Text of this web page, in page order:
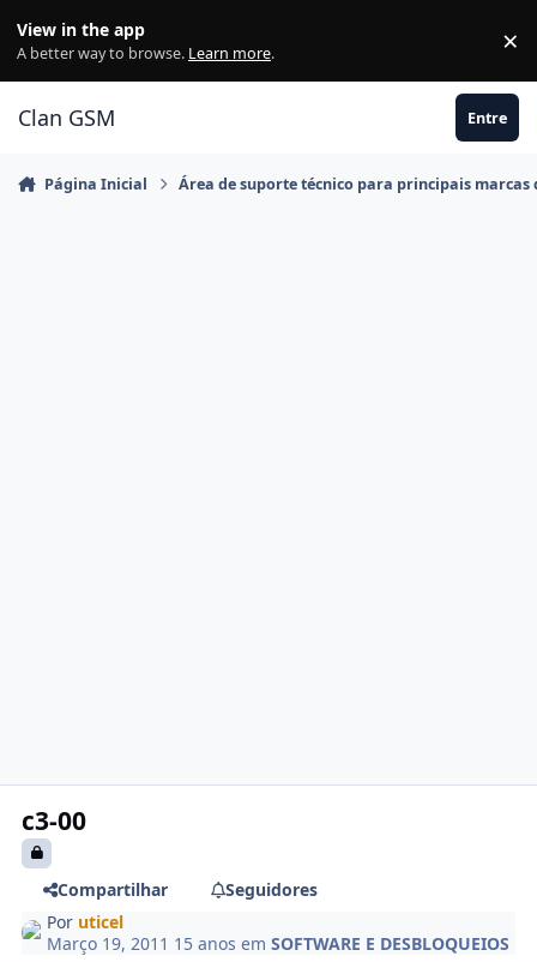
View in the app
A better way to browse. Learn more. ×
Clan GSM Entre
Página Inicial Área de suporte técnico para principais marcas
c3-00
Compartilhar
Seguidores
Por uticel
Março 19, 2011 15 anos emSOFTWARE E DESBLOQUEIOS